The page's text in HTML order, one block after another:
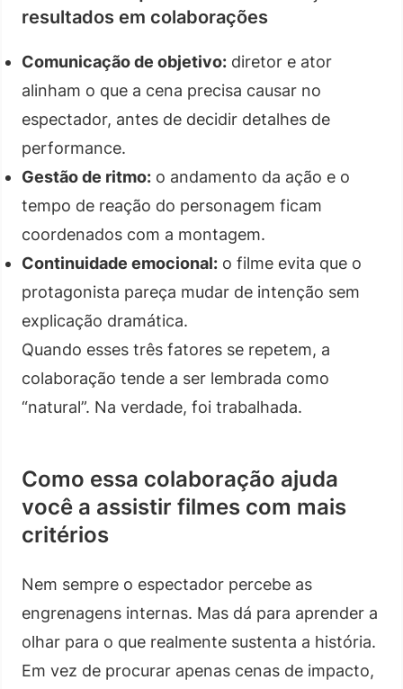
resultados em colaborações
Comunicação de objetivo: diretor e ator
alinham o que a cena precisa causar no
espectador, antes de decidir detalhes de
performance.
Gestão de ritmo: o andamento da ação e o
tempo de reação do personagem ficam
coordenados com a montagem.
Continuidade emocional: o filme evita que o
protagonista pareça mudar de intenção sem
explicação dramática.
Quando esses três fatores se repetem, a
colaboração tende a ser lembrada como
“natural”. Na verdade, foi trabalhada.
Como essa colaboração ajuda
você a assistir filmes com mais
critérios
Nem sempre o espectador percebe as
engrenagens internas. Mas dá para aprender a
olhar para o que realmente sustenta a história.
Em vez de procurar apenas cenas de impacto,